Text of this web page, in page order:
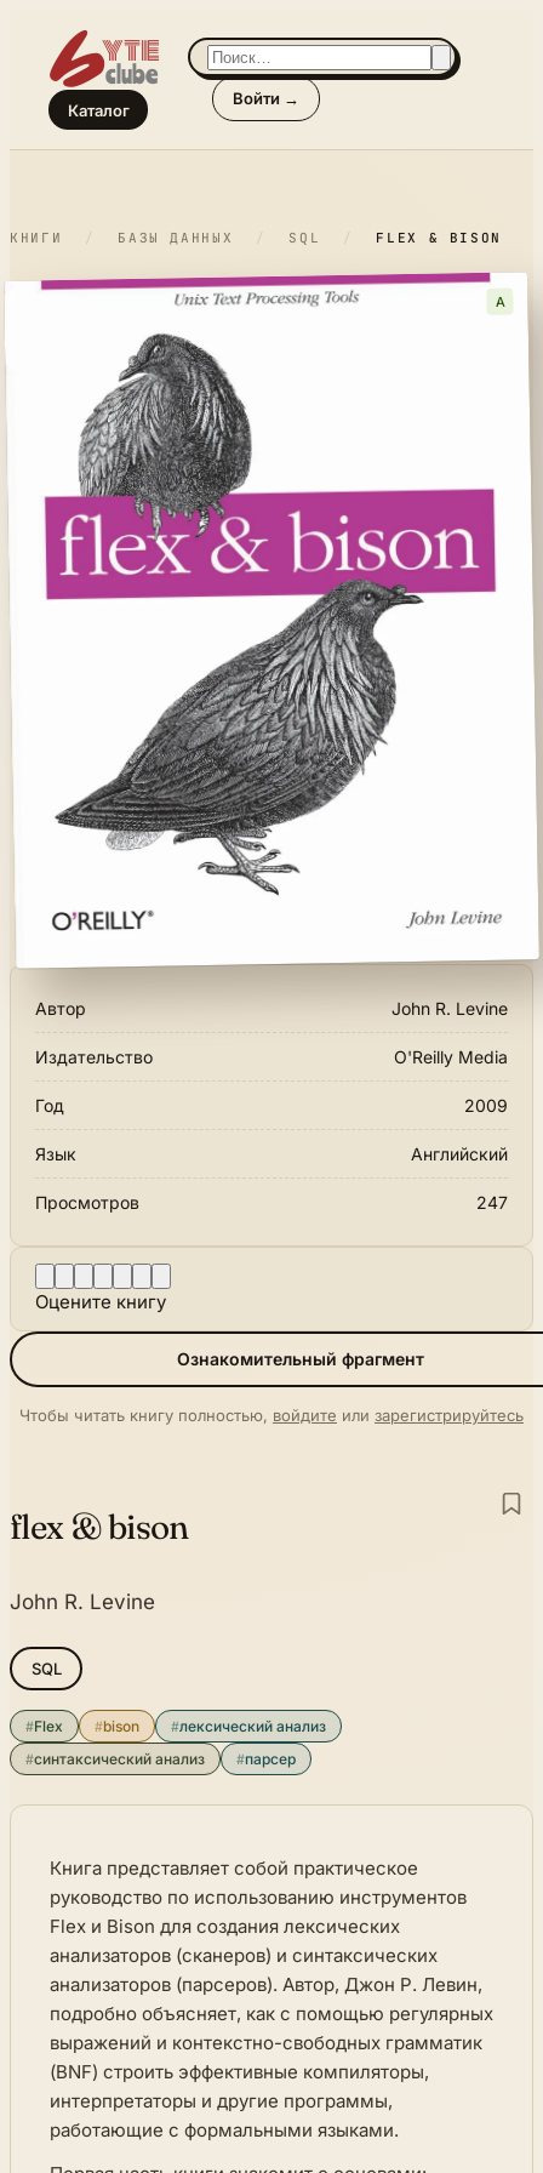
Каталог
Войти →
КНИГИ / БАЗЫ ДАННЫХ / SQL / FLEX & BISON
A
Автор John R. Levine
Издательство O'Reilly Media
Год 2009
Язык Английский
Просмотров 247
Оцените книгу
Ознакомительный фрагмент
Чтобы читать книгу полностью, войдите или зарегистрируйтесь
flex & bison
John R. Levine
SQL
#Flex #bison #лексический анализ
#синтаксический анализ #парсер
Книга представляет собой практическое
руководство по использованию инструментов
Flex и Bison для создания лексических
анализаторов (сканеров) и синтаксических
анализаторов (парсеров). Автор, Джон Р. Левин,
подробно объясняет, как с помощью регулярных
выражений и контекстно-свободных грамматик
(BNF) строить эффективные компиляторы,
интерпретаторы и другие программы,
работающие с формальными языками.